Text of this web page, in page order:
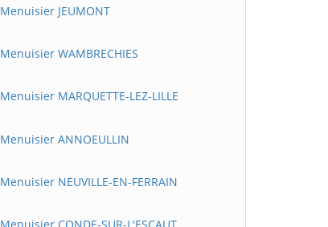
Menuisier JEUMONT
Menuisier WAMBRECHIES
Menuisier MARQUETTE-LEZ-LILLE
Menuisier ANNOEULLIN
Menuisier NEUVILLE-EN-FERRAIN